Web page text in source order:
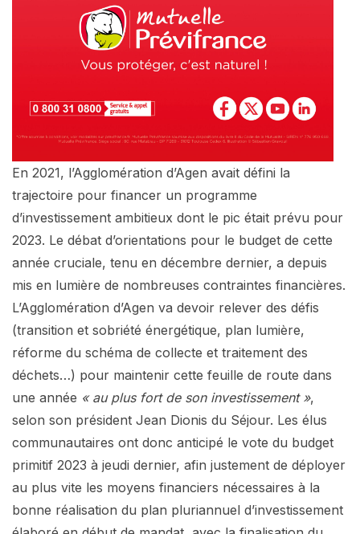
En 2021, l’Agglomération d’Agen avait défini la
trajectoire pour financer un programme
d’investissement ambitieux dont le pic était prévu pour
2023. Le débat d’orientations pour le budget de cette
année cruciale, tenu en décembre dernier, a depuis
mis en lumière de nombreuses contraintes financières.
L’Agglomération d’Agen va devoir relever des défis
(transition et sobriété énergétique, plan lumière,
réforme du schéma de collecte et traitement des
déchets…) pour maintenir cette feuille de route dans
une année « au plus fort de son investissement »,
selon son président Jean Dionis du Séjour. Les élus
communautaires ont donc anticipé le vote du budget
primitif 2023 à jeudi dernier, afin justement de déployer
au plus vite les moyens financiers nécessaires à la
bonne réalisation du plan pluriannuel d’investissement